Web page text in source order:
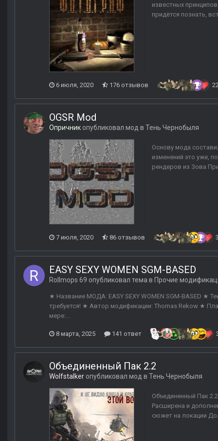
известных
придётся познать,
6 июля, 2020 176 отзывов
OGSR Mod
Опричник опубликовал мод в Тень Чернобыля
Основу мода
изменений это уже,
рендеров из Зова
7 июля, 2020 86 отзывов
EASY SEXY WOMEN SGM-BASED
Rollmops 69 опубликовал тема в Прочие
★ Название МОДА: EASY SEXY WOMEN SGM-BASED ★
требуется! ★ Автор модификации: Thomas Rekow ★
мере:...
8 марта, 2025 141 ответ
Объединенный Пак 2.2
Wolfstalker опубликовал мод в Тень Чернобыля
Объединенный Пак
Расширена и
сюжет на локации